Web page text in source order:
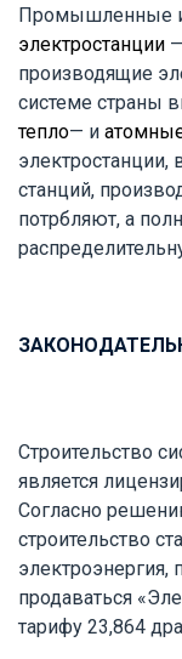
Промышленные
электростанции
производящие
системе страны
тепло— и
электростанции,
станций,
потрбляют, а
Строительство
является
Согласно
строительство
продаваться
тарифу 23,864